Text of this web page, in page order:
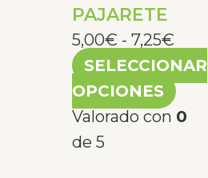
PAJARETE
5,00€ - 7,25€
SELECCIONAR
OPCIONES
en
la
Valorado con 0
de 5